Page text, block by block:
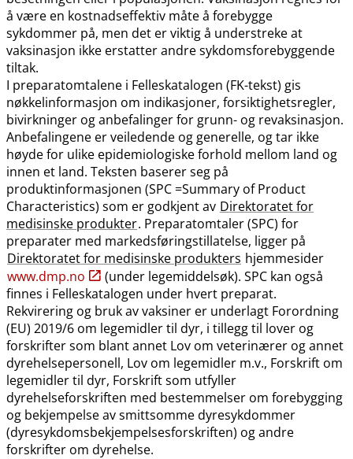
å være en kostnadseffektiv måte å forebygge
sykdommer på, men det er viktig å understreke at
vaksinasjon ikke erstatter andre sykdomsforebyggende
tiltak.
I preparatomtalene i Felleskatalogen (FK-tekst) gis
nøkkelinformasjon om indikasjoner, forsiktighetsregler,
bivirkninger og anbefalinger for grunn- og revaksinasjon.
Anbefalingene er veiledende og generelle, og tar ikke
høyde for ulike epidemiologiske forhold mellom land og
innen et land. Teksten baserer seg på
produktinformasjonen (SPC =Summary of Product
Characteristics) som er godkjent av Direktoratet for
medisinske produkter. Preparatomtaler (SPC) for
preparater med markedsføringstillatelse, ligger på
Direktoratet for medisinske produkters hjemmesider
www.dmp.no
(under legemiddelsøk). SPC kan også
finnes i Felleskatalogen under hvert preparat.
Rekvirering og bruk av vaksiner er underlagt Forordning
(EU) 2019/6 om legemidler til dyr, i tillegg til lover og
forskrifter som blant annet Lov om veterinærer og annet
dyrehelsepersonell, Lov om legemidler m.v., Forskrift om
legemidler til dyr, Forskrift som utfyller
dyrehelseforskriften med bestemmelser om forebygging
og bekjempelse av smittsomme dyresykdommer
(dyresykdomsbekjempelsesforskriften) og andre
forskrifter om dyrehelse.